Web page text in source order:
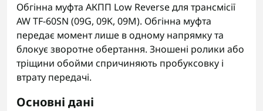
Обгінна муфта АКПП Low Reverse для трансмісії
AW TF-60SN (09G, 09K, 09M). Обгінна муфта
передає момент лише в одному напрямку та
блокує зворотне обертання. Зношені ролики або
тріщини обойми спричиняють пробуксовку і
втрату передачі.
Основні дані